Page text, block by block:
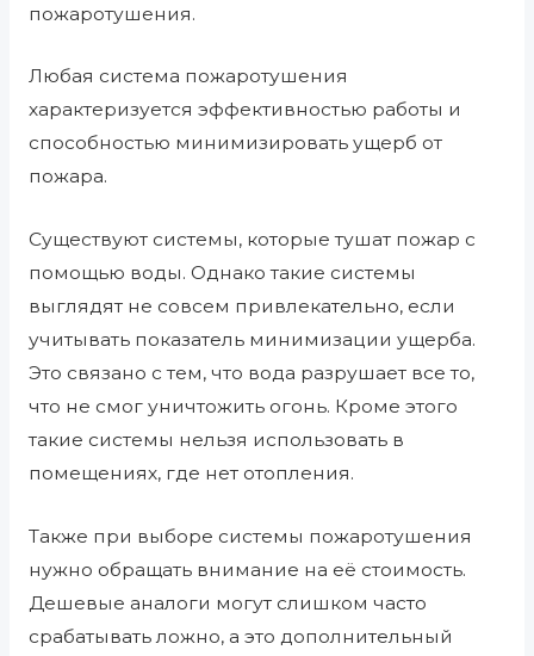
пожаротушения.
Любая система пожаротушения
характеризуется эффективностью работы и
способностью минимизировать ущерб от
пожара.
Существуют системы, которые тушат пожар с
помощью воды. Однако такие системы
выглядят не совсем привлекательно, если
учитывать показатель минимизации ущерба.
Это связано с тем, что вода разрушает все то,
что не смог уничтожить огонь. Кроме этого
такие системы нельзя использовать в
помещениях, где нет отопления.
Также при выборе системы пожаротушения
нужно обращать внимание на её стоимость.
Дешевые аналоги могут слишком часто
срабатывать ложно, а это дополнительный